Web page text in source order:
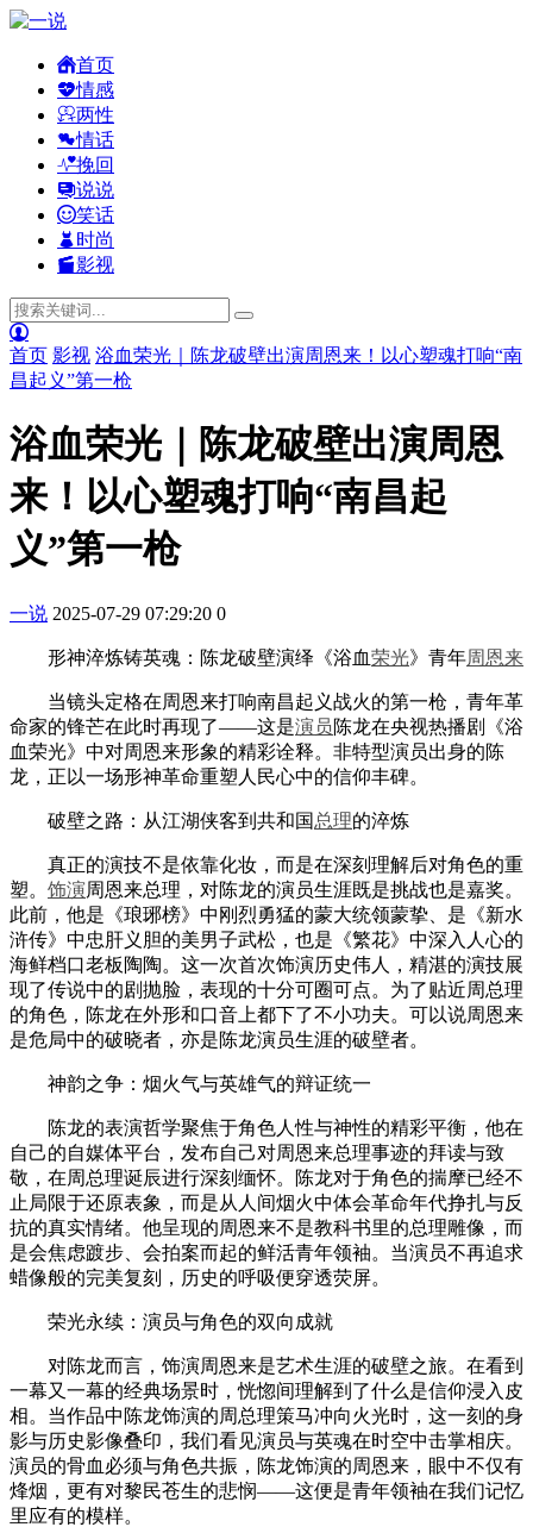
首页
情感
两性
情话
挽回
说说
笑话
时尚
影视
首页 影视 浴血荣光｜陈龙破壁出演周恩来！以心塑魂打响“南
昌起义”第一枪
浴血荣光｜陈龙破壁出演周恩
来！以心塑魂打响“南昌起
义”第一枪
一说 2025-07-29 07:29:20 0
形神淬炼铸英魂：陈龙破壁演绎《浴血荣光》青年周恩来
当镜头定格在周恩来打响南昌起义战火的第一枪，青年革
命家的锋芒在此时再现了——这是演员 陈龙在央视热播剧《浴
血荣光》中对周恩来形象的精彩诠释。非特型演员出身的陈
龙，正以一场形神革命重塑人民心中的信仰丰碑。
破壁之路：从江湖侠客到共和国总理的淬炼
真正的演技不是依靠化妆，而是在深刻理解后对角色的重
塑。 饰演周恩来总理，对陈龙的演员生涯既是挑战也是嘉奖。
此前，他是《琅琊榜》中刚烈勇猛的蒙大统领蒙挚、是《新水
浒传》中忠肝义胆的美男子武松，也是《繁花》中深入人心的
海鲜档口老板陶陶。这一次首次饰演历史伟人，精湛的演技展
现了传说中的剧抛脸，表现的十分可圈可点。为了贴近周总理
的角色，陈龙在外形和口音上都下了不小功夫。可以说周恩来
是危局中的破晓者，亦是陈龙演员生涯的破壁者。
神韵之争：烟火气与英雄气的辩证统一
陈龙的表演哲学聚焦于角色人性与神性的精彩平衡，他在
自己的自媒体平台，发布自己对周恩来总理事迹的拜读与致
敬，在周总理诞辰进行深刻缅怀。陈龙对于角色的揣摩已经不
止局限于还原表象，而是从人间烟火中体会革命年代挣扎与反
抗的真实情绪。他呈现的周恩来不是教科书里的总理雕像，而
是会焦虑踱步、会拍案而起的鲜活青年领袖。当演员不再追求
蜡像般的完美复刻，历史的呼吸便穿透荧屏。
荣光永续：演员与角色的双向成就
对陈龙而言，饰演周恩来是艺术生涯的破壁之旅。在看到
一幕又一幕的经典场景时，恍惚间理解到了什么是信仰浸入皮
相。当作品中陈龙饰演的周总理策马冲向火光时，这一刻的身
影与历史影像叠印，我们看见演员与英魂在时空中击掌相庆。
演员的骨血必须与角色共振，陈龙饰演的周恩来，眼中不仅有
烽烟，更有对黎民苍生的悲悯——这便是青年领袖在我们记忆
里应有的模样。